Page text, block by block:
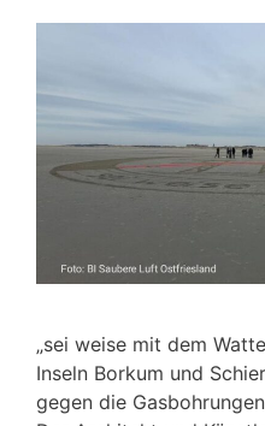
„sei weise mit dem
Inseln Borkum und
gegen die